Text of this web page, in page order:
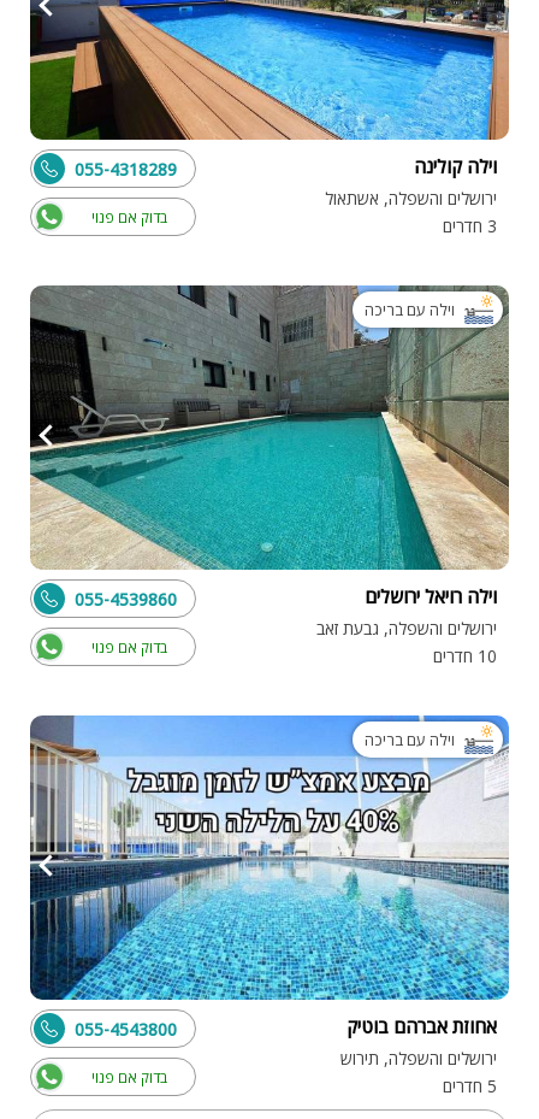
וילה קולינה
ירושלים והשפלה, אשתאול
3 חדרים
בדוק אם פנוי
055-4318289
וילה עם בריכה
וילה רויאל ירושלים
ירושלים והשפלה, גבעת זאב
10 חדרים
בדוק אם פנוי
055-4539860
וילה עם בריכה
אחוזת אברהם בוטיק
ירושלים והשפלה, תירוש
5 חדרים
בדוק אם פנוי
055-4543800